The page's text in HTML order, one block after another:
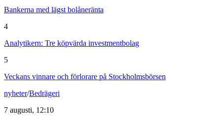
Bankerna med lägst bolåneränta
4
Analytikern: Tre köpvärda investmentbolag
5
Veckans vinnare och förlorare på Stockholmsbörsen
nyheter/Bedrägeri
7 augusti, 12:10